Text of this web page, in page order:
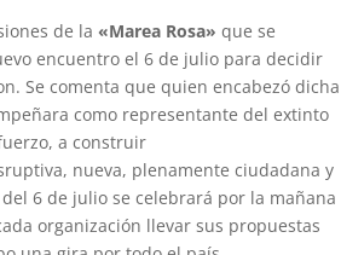
de la «Marea Rosa» que se
encuentro el 6 de julio para decidir
Se comenta que quien encabezó dicha
como representante del extinto
a construir
nueva, plenamente ciudadana y
6 de julio se celebrará por la mañana
organización llevar sus propuestas